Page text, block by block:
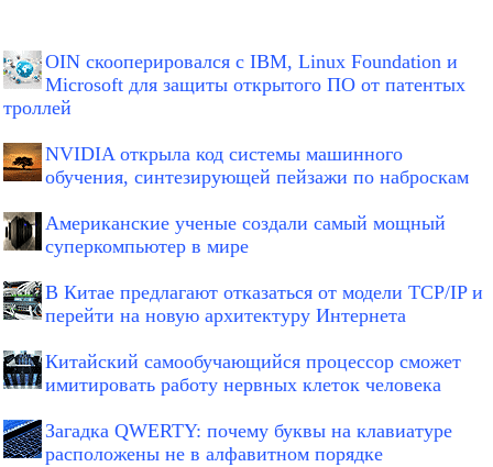
OIN скооперировался с IBM, Linux Foundation и
Microsoft для защиты открытого ПО от патентых
троллей
NVIDIA открыла код системы машинного
обучения, синтезирующей пейзажи по наброскам
Американские ученые создали самый мощный
суперкомпьютер в мире
В Китае предлагают отказаться от модели TCP/IP и
перейти на новую архитектуру Интернета
Китайский самообучающийся процессор сможет
имитировать работу нервных клеток человека
Загадка QWERTY: почему буквы на клавиатуре
расположены не в алфавитном порядке